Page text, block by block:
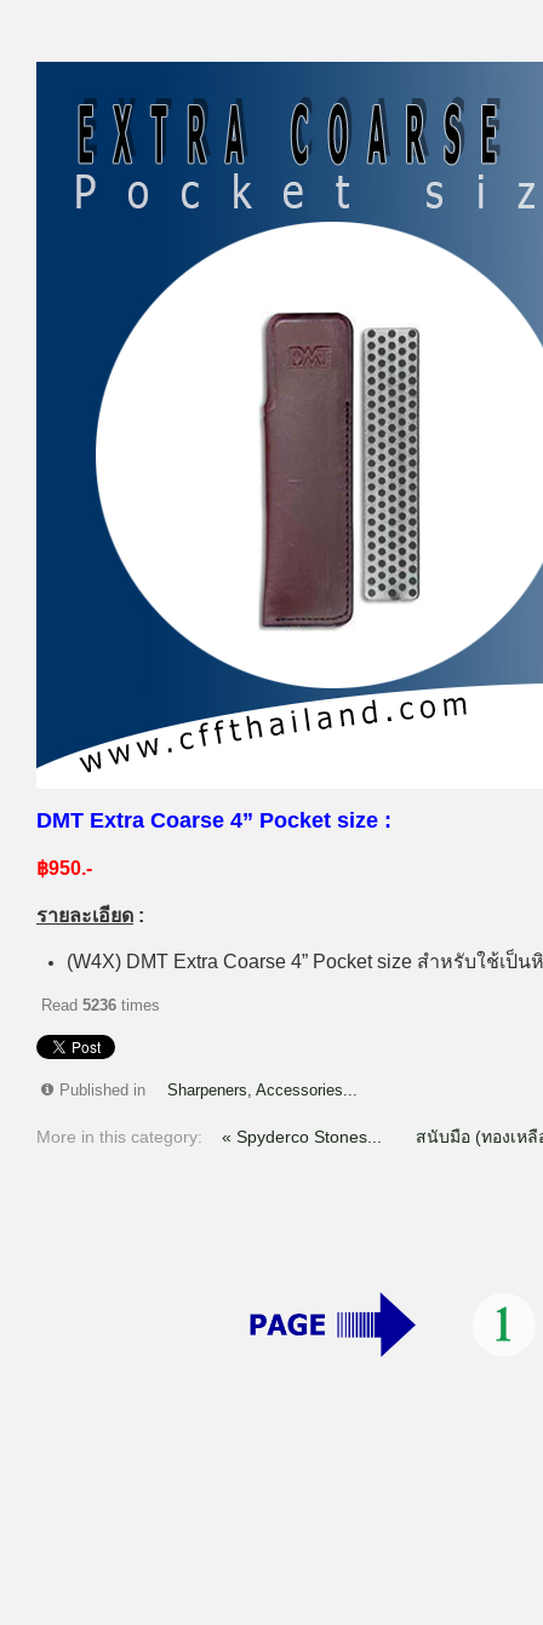
DMT Extra Coarse 4” Pocket size :
฿950.-
รายละเอียด :
(W4X) DMT Extra Coarse 4” Pocket size สำหรับใช้เ
Read 5236 times
Published in Sharpeners, Accessories...
More in this category: « Spyderco Stones... สนับมือ (ทองเหลื